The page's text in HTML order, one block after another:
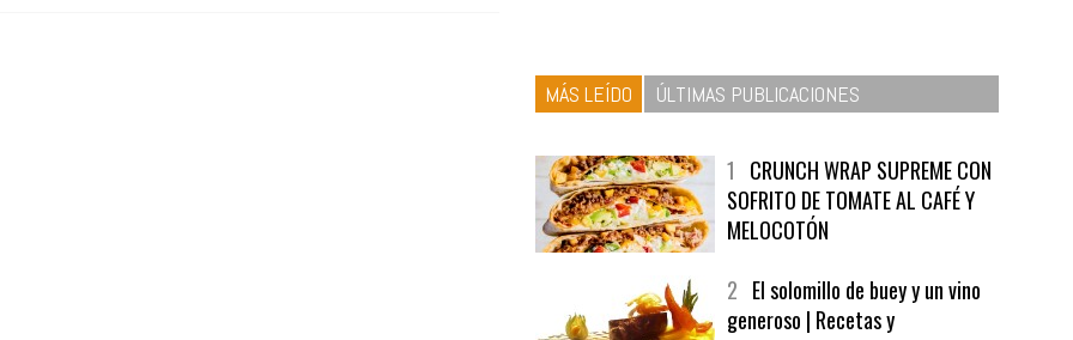
MÁS LEÍDO ÚLTIMAS PUBLICACIONES
SOFRITO DE TOMATE AL CAFÉ Y
MELOCOTÓN